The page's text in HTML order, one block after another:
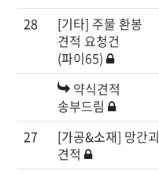
28 [기타]주물 환봉
견적 요청건
(파이65)
약식견적
송부드림
27 [가공&소재] 망간괴
견적